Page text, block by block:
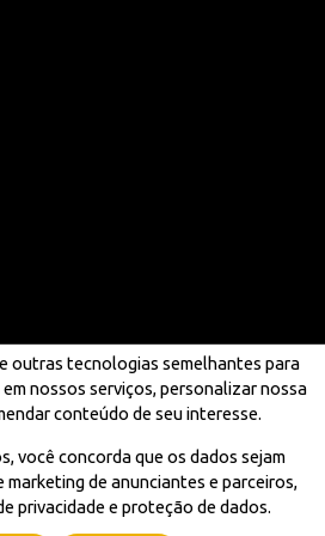
outras tecnologias semelhantes para
nossos serviços, personalizar nossa
conteúdo de seu interesse.
você concorda que os dados sejam
de anunciantes e parceiros,
privacidade e proteção de dados.